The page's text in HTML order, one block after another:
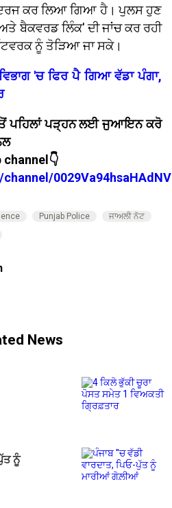
ਦਰਜ ਕਰ ਲਿਆ ਗਿਆ ਹੈ। ਪੁਲਸ ਹੁਣ
ਬੈਕਵਰਡ ਲਿੰਕ' ਦੀ ਜਾਂਚ ਕਰ ਰਹੀ
ਨੂੰ ਤੋੜਿਆ ਜਾ ਸਕੇ।
'ਚ ਫਿਰ ਪੈ ਗਿਆ ਵੱਡਾ ਪੰਗਾ,
ਤੋਂ ਪਹਿਲਾਂ ਪੜ੍ਹਨ ਲਈ ਜੁਆਇਨ ਕਰੋ
channel👇
Punjab Police
ਜਾਅਲੀ ਨੋਟ
News
ਨੂੰ